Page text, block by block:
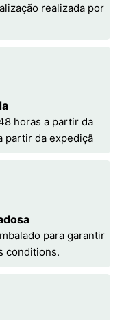
realizada por
horas a partir da
partir da expediçã
para garantir
conditions.